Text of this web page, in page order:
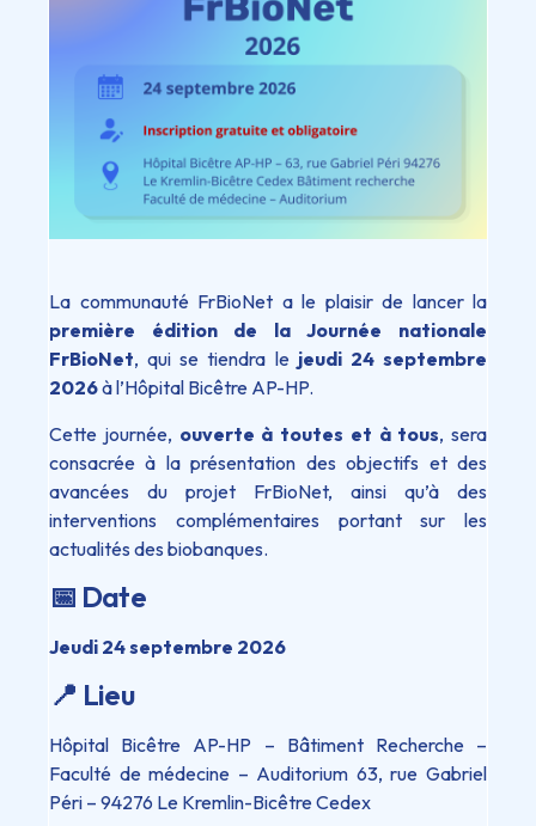
La communauté FrBioNet a le plaisir de lancer la
première édition de la Journée nationale
FrBioNet, qui se tiendra le jeudi 24 septembre
2026à l’Hôpital Bicêtre AP-HP.
Cette journée, ouverte à toutes et à tous, sera
consacrée à la présentation des objectifs et des
avancées du projet FrBioNet, ainsi qu’à des
interventions complémentaires portant sur les
actualités des biobanques.
📅 Date
Jeudi 24 septembre 2026
📍 Lieu
Hôpital Bicêtre AP-HP – Bâtiment Recherche –
Faculté de médecine – Auditorium 63, rue Gabriel
Péri – 94276 Le Kremlin-Bicêtre Cedex